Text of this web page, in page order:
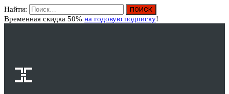
Найти:
Временная скидка 50% на годовую подписку!